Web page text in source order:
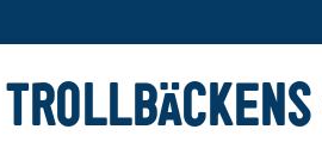
TROLLBÄCKENS